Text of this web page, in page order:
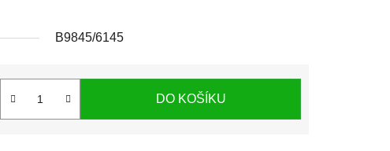
B9845/6145
DO KOŠÍKU